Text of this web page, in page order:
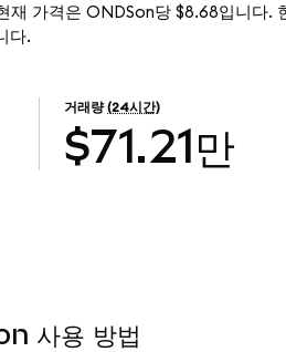
가격은 ONDSon당 $8.68입니다.
다.
거래량 (24시간)
$71.21만
사용 방법